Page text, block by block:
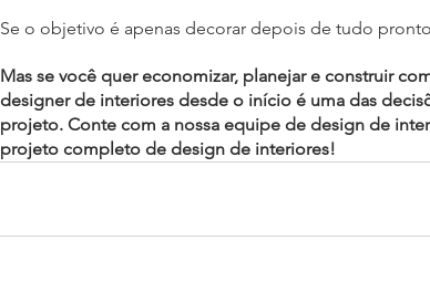
Se o objetivo é apenas decorar depois de tudo
Mas se você quer economizar, planejar e construir
designer de interiores desde o início é uma das
projeto. Conte com a nossa equipe de design de
projeto completo de design de interiores!